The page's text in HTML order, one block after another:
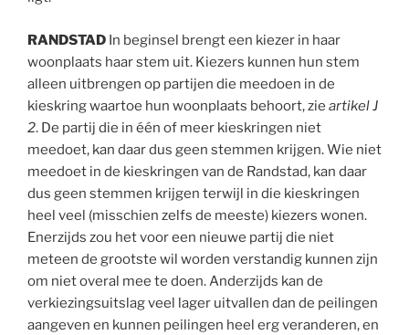
RANDSTAD In beginsel brengt een kiezer in haar
woonplaats haar stem uit. Kiezers kunnen hun stem
alleen uitbrengen op partijen die meedoen in de
kieskring waartoe hun woonplaats behoort, zie artikel J
2. De partij die in één of meer kieskringen niet
meedoet, kan daar dus geen stemmen krijgen. Wie niet
meedoet in de kieskringen van de Randstad, kan daar
dus geen stemmen krijgen terwijl in die kieskringen
heel veel (misschien zelfs de meeste) kiezers wonen.
Enerzijds zou het voor een nieuwe partij die niet
meteen de grootste wil worden verstandig kunnen zijn
om niet overal mee te doen. Anderzijds kan de
verkiezingsuitslag veel lager uitvallen dan de peilingen
aangeven en kunnen peilingen heel erg veranderen, en